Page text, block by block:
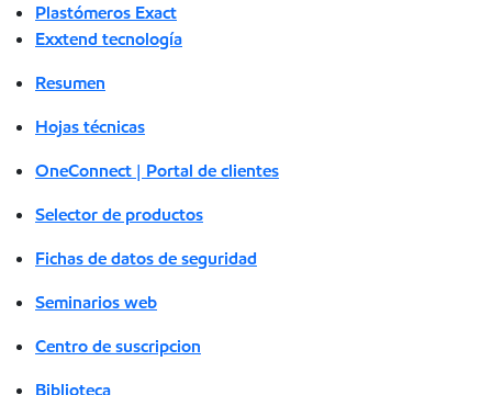
Plastómeros Exact
Exxtend tecnología
Resumen
Hojas técnicas
OneConnect | Portal de clientes
Selector de productos
Fichas de datos de seguridad
Seminarios web
Centro de suscripcion
Biblioteca